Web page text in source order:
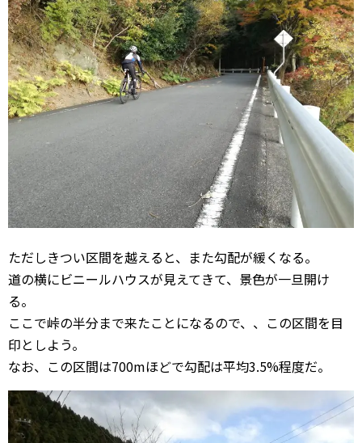
ただしきつい区間を越えると、また勾配が緩くなる。
道の横にビニールハウスが見えてきて、景色が一旦開け
る。
ここで峠の半分まで来たことになるので、、この区間を目
印としよう。
なお、この区間は700mほどで勾配は平均3.5%程度だ。